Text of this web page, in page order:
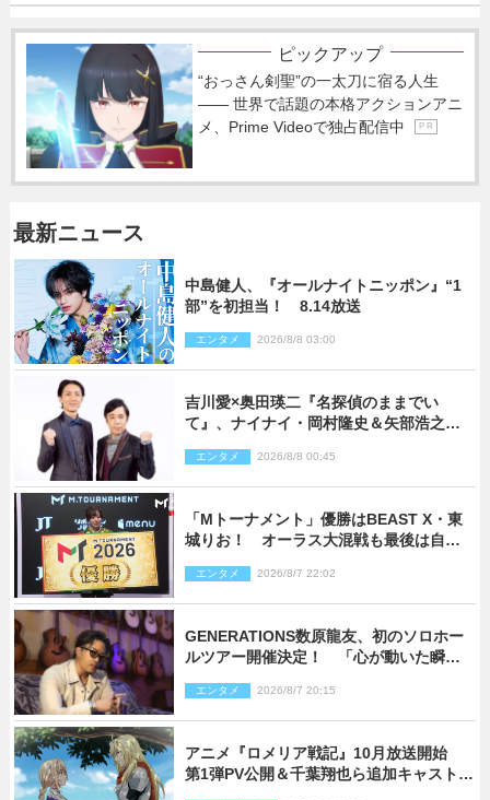
ピックアップ
“おっさん剣聖”の一太刀に宿る人生
―― 世界で話題の本格アクションアニ
メ、Prime Videoで独占配信中
P R
最新ニュース
中島健人、『オールナイトニッポン』“1
部”を初担当！ 8.14放送
エンタメ 2026/8/8 03:00
吉川愛×奥田瑛二『名探偵のままでい
て』、ナイナイ・岡村隆史＆矢部浩之の
エンタメ 2026/8/8 00:45
「Mトーナメント」優勝はBEAST X・東
城りお！ オーラス大混戦も最後は自ら
エンタメ 2026/8/7 22:02
GENERATIONS数原龍友、初のソロホー
ルツアー開催決定！ 「心が動いた瞬間
エンタメ 2026/8/7 20:15
アニメ『ロメリア戦記』10月放送開始
第1弾PV公開＆千葉翔也ら追加キャスト4